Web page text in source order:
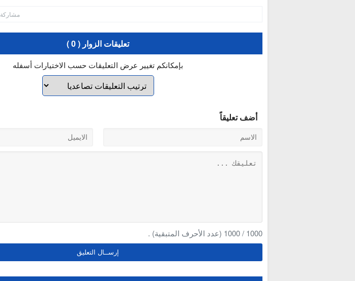
مشاركة
تعليقات الزوار ( 0 )
بإمكانكم تغيير عرض التعليقات حسب الاختيارات أسفله
أضف تعليقاً
1000
/
1000 (عدد الأحرف المتبقية) .